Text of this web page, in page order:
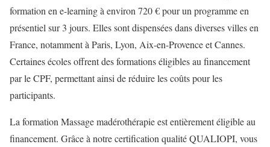
formation en e-learning à environ 720 € pour un programme en
présentiel sur 3 jours. Elles sont dispensées dans diverses villes en
France, notamment à Paris, Lyon, Aix-en-Provence et Cannes.
Certaines écoles offrent des formations éligibles au financement
par le CPF, permettant ainsi de réduire les coûts pour les
participants.
La formation Massage madérothérapie est entièrement éligible au
financement. Grâce à notre certification qualité QUALIOPI, vous